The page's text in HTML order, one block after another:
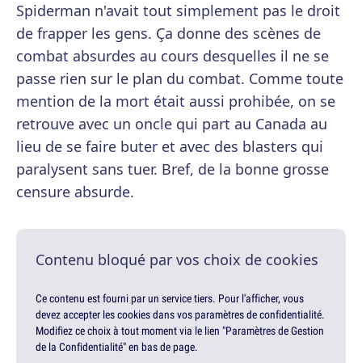
Spiderman n'avait tout simplement pas le droit
de frapper les gens. Ça donne des scènes de
combat absurdes au cours desquelles il ne se
passe rien sur le plan du combat. Comme toute
mention de la mort était aussi prohibée, on se
retrouve avec un oncle qui part au Canada au
lieu de se faire buter et avec des blasters qui
paralysent sans tuer. Bref, de la bonne grosse
censure absurde.
Contenu bloqué par vos choix de cookies
Ce contenu est fourni par un service tiers. Pour l'afficher, vous
devez accepter les cookies dans vos paramètres de confidentialité.
Modifiez ce choix à tout moment via le lien "Paramètres de Gestion
de la Confidentialité" en bas de page.